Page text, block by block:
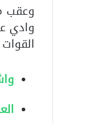
وعقب
وادي